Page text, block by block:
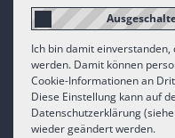
Ich bin damit
werden. Damit können
Cookie-Informationen an
Diese Einstellung kann auf
Datenschutzerklärung
wieder geändert werden.